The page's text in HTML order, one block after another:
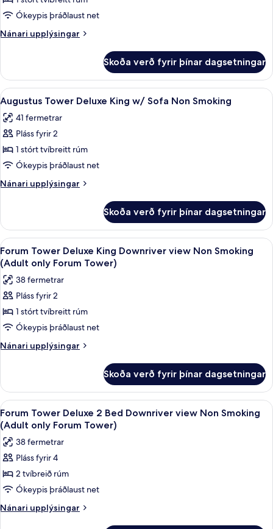
Deluxe
King
Non
Smoking
(Adult
only
Forum
Tower)
Ókeypis þráðlaust net
Nánari upplýsingar
Nánari
Tower
Deluxe
King
Cityview
Sofa
Non
(Adult
only
Tower)
Skoða verð fyrir þínar dagsetningar
Skoða
allar
myndir
fyrir
Augustus
Tower
Deluxe
King
Sofa
Non
Smoking
Rúmföt af bestu gerð, rúm með
4
Augustus Tower Deluxe King w/ Sofa Non Smoking
41 fermetrar
Pláss fyrir 2
1 stórt tvíbreitt rúm
Ókeypis þráðlaust net
Nánari upplýsingar
Nánari
Tower
Deluxe
King
w/
Sofa
Non
Smoking
Skoða verð fyrir þínar dagsetningar
Skoða
allar
myndir
fyrir
Forum
Tower
Deluxe
King
Non
Smoking
(Adult
only
Forum
Tower)
Rúmföt af bestu gerð, rúm með
4
Forum Tower Deluxe King Downriver view Non Smoking
(Adult only Forum Tower)
38 fermetrar
Pláss fyrir 2
1 stórt tvíbreitt rúm
Ókeypis þráðlaust net
Nánari upplýsingar
Nánari
Tower
Deluxe
King
Downriver
view
Non
Smoking
only
Forum
Skoða verð fyrir þínar dagsetningar
Skoða
allar
myndir
fyrir
Forum
Tower
Deluxe
2
Rúmföt af bestu gerð, rúm með
4
Forum Tower Deluxe 2 Bed Downriver view Non Smoking
(Adult only Forum Tower)
38 fermetrar
Pláss fyrir 4
2 tvíbreið rúm
Ókeypis þráðlaust net
Nánari upplýsingar
Nánari